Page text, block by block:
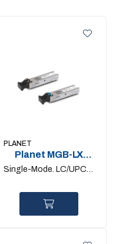
PLANET
Planet MGB-LX
1Gigabit SFP
Single-Mode. LC/UPC.